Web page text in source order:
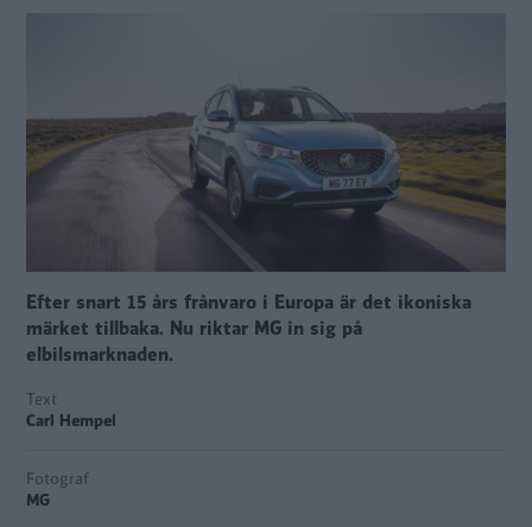
Efter snart 15 års frånvaro i Europa är det ikoniska
märket tillbaka. Nu riktar MG in sig på
elbilsmarknaden.
Text
Carl Hempel
Fotograf
MG